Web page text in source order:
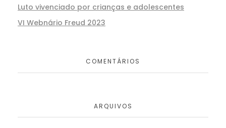
Luto vivenciado por crianças e adolescentes
VI Webnário Freud 2023
COMENTÁRIOS
ARQUIVOS